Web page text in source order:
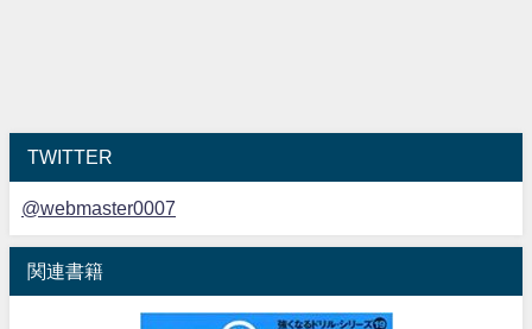
TWITTER
@webmaster0007
関連書籍